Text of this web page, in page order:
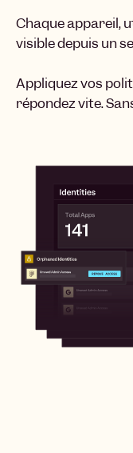
Chaque appareil,
visible depuis un
Appliquez vos
répondez vite.